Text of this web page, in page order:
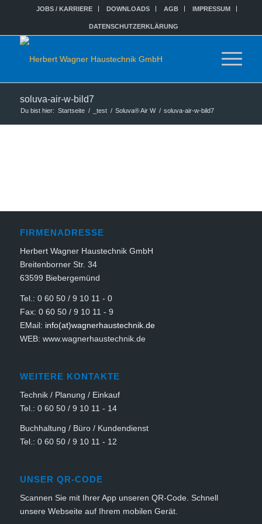
JOBS / KARRIERE DOWNLOADS AGB IMPRESSUM
DATENSCHUTZERKLÄRUNG
soluva-air-w-bild7
Du bist hier: Startseite / _test / Soluva® Air W / soluva-air-w-bild7
FIRMENADRESSE
Herbert Wagner Haustechnik GmbH
Breitenborner Str. 34
63599 Biebergemünd
Tel.: 0 60 50 / 9 10 11 - 0
Fax: 0 60 50 / 9 10 11 - 9
EMail: info(at)wagnerhaustechnik.de
WEB: www.wagnerhaustechnik.de
WEITERE KONTAKTE
Technik / Planung / Einkauf
Tel.: 0 60 50 / 9 10 11 - 14
Buchhaltung / Büro / Kundendienst
Tel.: 0 60 50 / 9 10 11 - 12
UNSER QR-CODE
Scannen Sie mit Ihrer App unseren QR-Code. Schnell
unsere Webseite auf Ihrem mobilen Gerät.